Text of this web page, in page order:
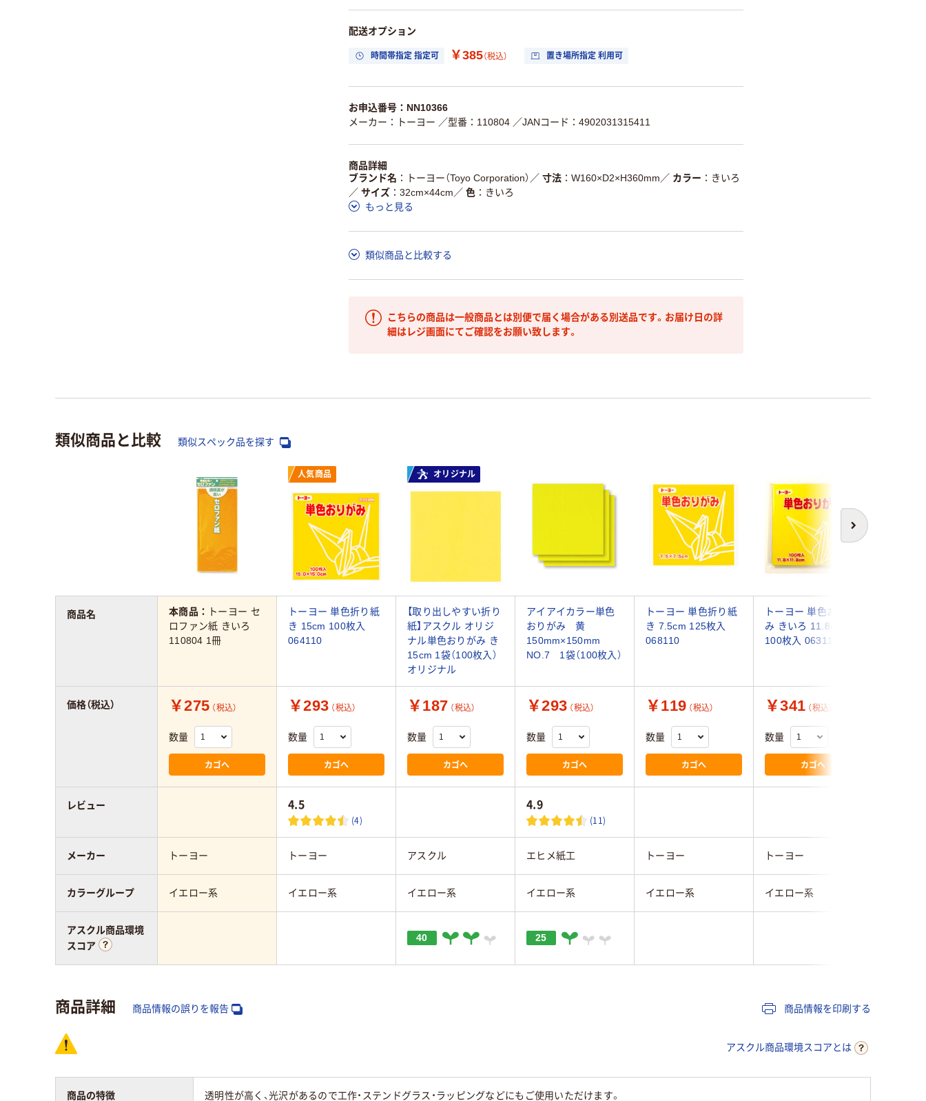
配送オプション
時間帯指定 指定可 ￥385（税込） 置き場所指定 利用可
お申込番号：NN10366
メーカー：トーヨー ／型番：110804 ／JANコード：4902031315411
商品詳細
ブランド名
トーヨー（Toyo Corporation） ／ 寸法 W160×D2×H360mm ／ カラー
きいろ
／ サイズ 32cm×44cm ／ 色
きいろ
もっと見る
類似商品と比較する
こちらの商品は一般商品とは別便で届く場合がある別送品です。お届け日の詳
細はレジ画面にてご確認をお願い致します。
類似商品と比較 類似スペック品を探す
次へ
人気商品 オリジナル
本商品：
トーヨー セ
ロファン紙 きいろ
110804 1冊
トーヨー 単色折り紙
き 15cm 100枚入
064110
【取り出しやすい折り
紙】アスクル オリジ
ナル単色おりがみ き
15cm 1袋（100枚入）
オリジナル
アイアイカラー単色
おりがみ 黄
150mm×150mm
NO.7 1袋（100枚入）
トーヨー 単色折り紙
き 7.5cm 125枚入
068110
トーヨー 単色おりが
み きいろ 11.8cm
100枚入 063110 1冊
￥275 （税込）
数量
カゴへ
￥293 （税込）
数量
カゴへ
￥187 （税込）
数量
カゴへ
￥293 （税込）
数量
カゴへ
￥119 （税込）
数量
カゴへ
￥341 （税込）
数量
カゴへ
4.5
(4)
4.9
(11)
トーヨー トーヨー アスクル エヒメ紙工 トーヨー トーヨー
イエロー系 イエロー系 イエロー系 イエロー系 イエロー系 イエロー系
40 25
商品名
価格（税込）
レビュー
メーカー
カラーグループ
アスクル商品環境
スコア
商品詳細 商品情報の誤りを報告 商品情報を印刷する
アスクル商品環境スコアとは
商品の特徴 透明性が高く、光沢があるので工作・ステンドグラス・ラッピングなどにもご使用いただけます。